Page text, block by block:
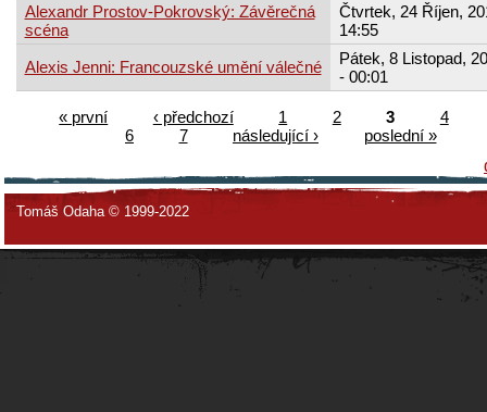
Alexandr Prostov-Pokrovský: Závěrečná
scéna
Čtvrtek, 24 Říjen,
14:55
Alexis Jenni: Francouzské umění válečné
Pátek, 8 Listopad,
- 00:01
« první ‹ předchozí 1 2 3
4
6
7 následující ›
poslední »
Tomáš Odaha © 1999-2022